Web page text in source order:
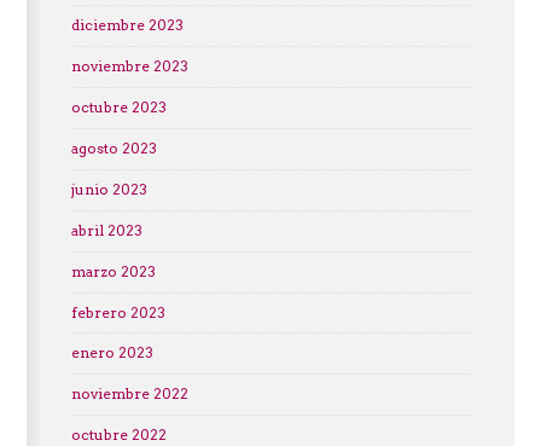
diciembre 2023
noviembre 2023
octubre 2023
agosto 2023
junio 2023
abril 2023
marzo 2023
febrero 2023
enero 2023
noviembre 2022
octubre 2022